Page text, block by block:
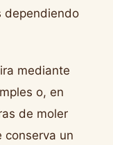
dependiendo
mediante
o, en
de moler
conserva un